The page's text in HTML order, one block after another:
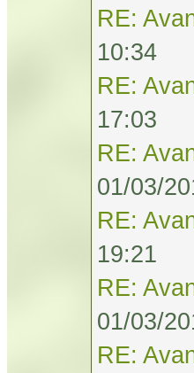
RE:
10:34
RE:
17:03
RE:
01/03/
RE:
19:21
RE:
01/03/
RE: